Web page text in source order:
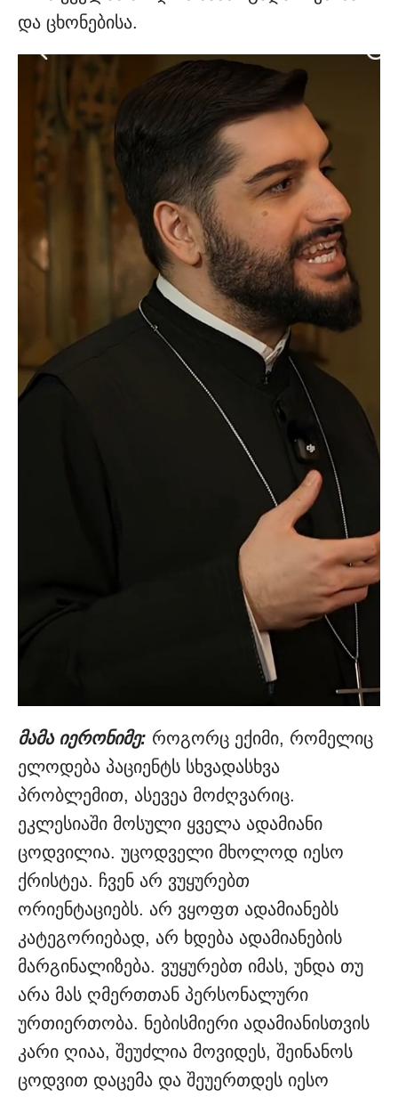
და ცხონებისა.
მამა იერონიმე: როგორც ექიმი, რომელიც
ელოდება პაციენტს სხვადასხვა
პრობლემით, ასევეა მოძღვარიც.
ეკლესიაში მოსული ყველა ადამიანი
ცოდვილია. უცოდველი მხოლოდ იესო
ქრისტეა. ჩვენ არ ვუყურებთ
ორიენტაციებს. არ ვყოფთ ადამიანებს
კატეგორიებად, არ ხდება ადამიანების
მარგინალიზება. ვუყურებთ იმას, უნდა თუ
არა მას ღმერთთან პერსონალური
ურთიერთობა. ნებისმიერი ადამიანისთვის
კარი ღიაა, შეუძლია მოვიდეს, შეინანოს
ცოდვით დაცემა და შეუერთდეს იესო